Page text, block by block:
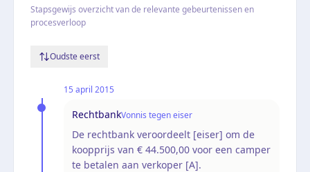
Stapsgewijs overzicht van de relevante gebeurtenissen en
procesverloop
Oudste eerst
15 april 2015
RechtbankVonnis tegen eiser
De rechtbank veroordeelt [eiser] om de
koopprijs van € 44.500,00 voor een camper
te betalen aan verkoper [A].